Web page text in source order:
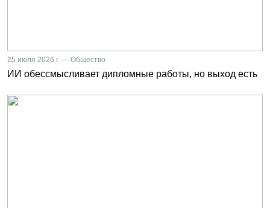
25 июля 2026 г. — Общество
ИИ обессмысливает дипломные работы, но выход есть